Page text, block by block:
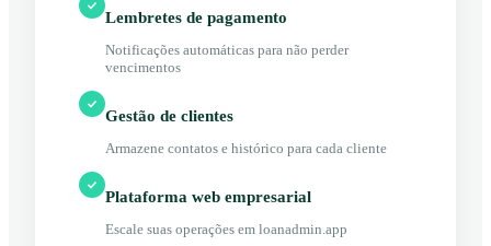
Lembretes de pagamento
Notificações automáticas para não perder
vencimentos
Gestão de clientes
Armazene contatos e histórico para cada cliente
Plataforma web empresarial
Escale suas operações em loanadmin.app